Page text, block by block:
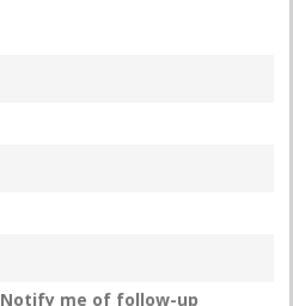
Notify me of follow-up